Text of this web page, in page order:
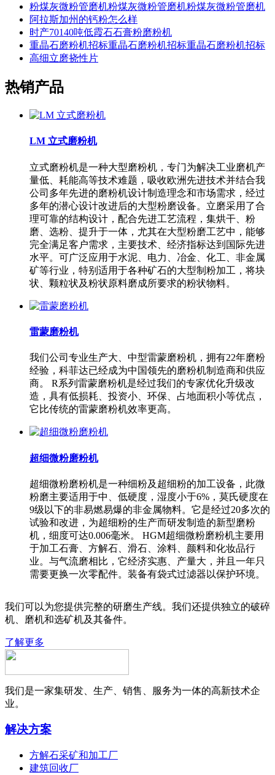
粉煤灰微粉管磨机粉煤灰微粉管磨机粉煤灰微粉管磨机
阿拉斯加州的钙粉怎么样
时产70140吨低霞石石膏粉磨粉机
重晶石磨粉机招标重晶石磨粉机招标重晶石磨粉机招标
高细立磨挠性片
热销产品
LM 立式磨粉机
立式磨粉机是一种大型磨粉机，专门为解决工业磨机产
量低、耗能高等技术难题，吸收欧洲先进技术并结合我
公司多年先进的磨粉机设计制造理念和市场需求，经过
多年的潜心设计改进后的大型粉磨设备。立磨采用了合
理可靠的结构设计，配合先进工艺流程，集烘干、粉
磨、选粉、提升于一体，尤其在大型粉磨工艺中，能够
完全满足客户需求，主要技术、经济指标达到国际先进
水平。可广泛应用于水泥、电力、冶金、化工、非金属
矿等行业，特别适用于各种矿石的大型制粉加工，将块
状、颗粒状及粉状原料磨成所要求的粉状物料。
雷蒙磨粉机
我们公司专业生产大、中型雷蒙磨粉机，拥有22年磨粉
经验，科菲达已经成为中国领先的磨粉机制造商和供应
商。 R系列雷蒙磨粉机是经过我们的专家优化升级改
造，具有低损耗、投资小、环保、占地面积小等优点，
它比传统的雷蒙磨粉机效率更高。
超细微粉磨粉机
超细微粉磨粉机是一种细粉及超细粉的加工设备，此微
粉磨主要适用于中、低硬度，湿度小于6%，莫氏硬度在
9级以下的非易燃易爆的非金属物料。它是经过20多次的
试验和改进，为超细粉的生产而研发制造的新型磨粉
机，细度可达0.006毫米。 HGM超细微粉磨粉机主要用
于加工石膏、方解石、滑石、涂料、颜料和化妆品行
业。与气流磨相比，它经济实惠、产量大，并且一年只
需要更换一次零配件。装备有袋式过滤器以保护环境。
我们可以为您提供完整的研磨生产线。我们还提供独立的破碎
机、磨机和选矿机及其备件。
了解更多
我们是一家集研发、生产、销售、服务为一体的高新技术企
业。
解决方案
方解石采矿和加工厂
建筑回收厂